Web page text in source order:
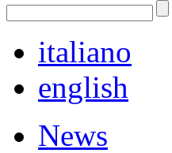
italiano
english
News